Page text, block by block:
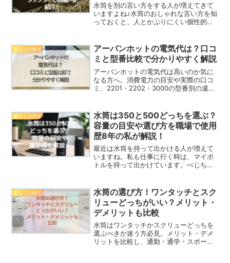
水筒を別の言い方をする人が増えてきて
いますよね♪水筒のおしゃれな言い方を知
っておくと、人とかぶりにくい個性的な
暮らしの雑学
アーバンホットの電気代は？口コ
ミと型番比較で分かりやすく解説
アーバンホットの電気代は高いのか気に
なる方へ。消費電力の目安や実際の口コ
ミ、2201・2202・3000の型番別の違
暮らしの雑学
水筒は350と500どっちを選ぶ？
容量の目安や選び方を職場で使用
歴8年の私が解説！
最近は水筒を持って出かける人が増えて
いますね。私も仕事に行く時は、マイボ
トルを持って出かけています。べじちゃ
どっちがいいのか、迷っていませんか？
私も水筒を購入時、...
暮らしの雑学
水筒の選び方！ワンタッチとスク
リューどっちがいい？メリット・
デメリットも比較
水筒はワンタッチかスクリューどっちを
選ぶべきか迷う方必見。メリット・デメ
リットを比較し、通勤・通学・スポー